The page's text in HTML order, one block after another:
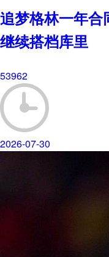
追梦格林一年合
继续搭档库里
53962
2026-07-30